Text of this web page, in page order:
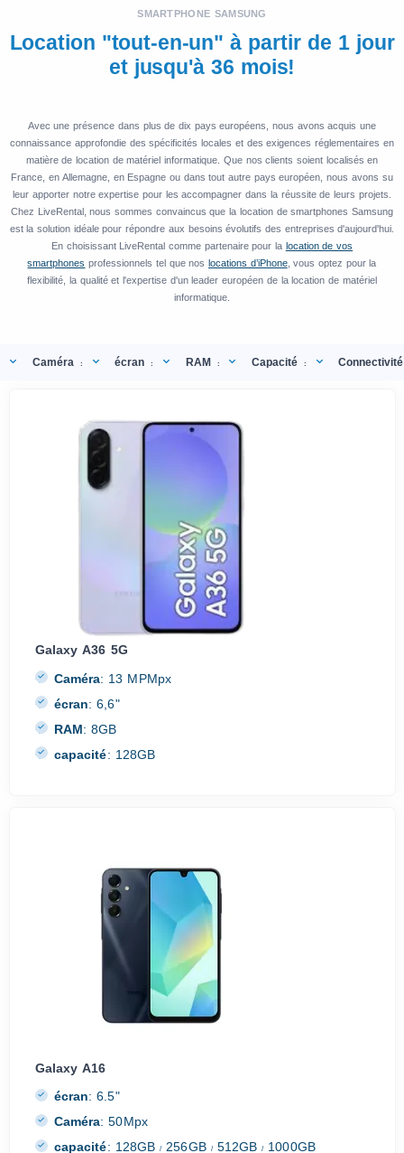
SMARTPHONE SAMSUNG
Location "tout-en-un" à partir de 1 jour
et jusqu'à 36 mois!
Avec une présence dans plus de dix pays européens, nous avons acquis une
connaissance approfondie des spécificités locales et des exigences réglementaires en
matière de location de matériel informatique. Que nos clients soient localisés en
France, en Allemagne, en Espagne ou dans tout autre pays européen, nous avons su
leur apporter notre expertise pour les accompagner dans la réussite de leurs projets.
Chez LiveRental, nous sommes convaincus que la location de smartphones Samsung
est la solution idéale pour répondre aux besoins évolutifs des entreprises d'aujourd'hui.
En choisissant LiveRental comme partenaire pour la location de vos
smartphones professionnels tel que nos locations d’iPhone, vous optez pour la
flexibilité, la qualité et l'expertise d'un leader européen de la location de matériel
informatique.
Galaxy A36 5G
Caméra: 13 MPMpx
écran: 6,6"
RAM: 8GB
capacité: 128GB
Galaxy A16
écran: 6.5"
Caméra: 50Mpx
capacité: 128GB/ 256GB /512GB/ 1000GB
Caméra : écran : RAM : Capacité : Connectivité